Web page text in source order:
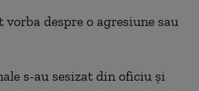
despre o agresiune sau
s-au sesizat din oficiu și